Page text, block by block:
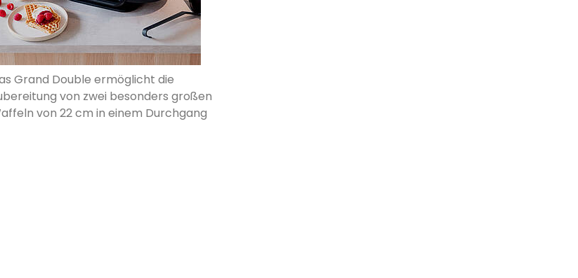
Grand Double ermöglicht die
von zwei besonders großen
von 22 cm in einem Durchgang